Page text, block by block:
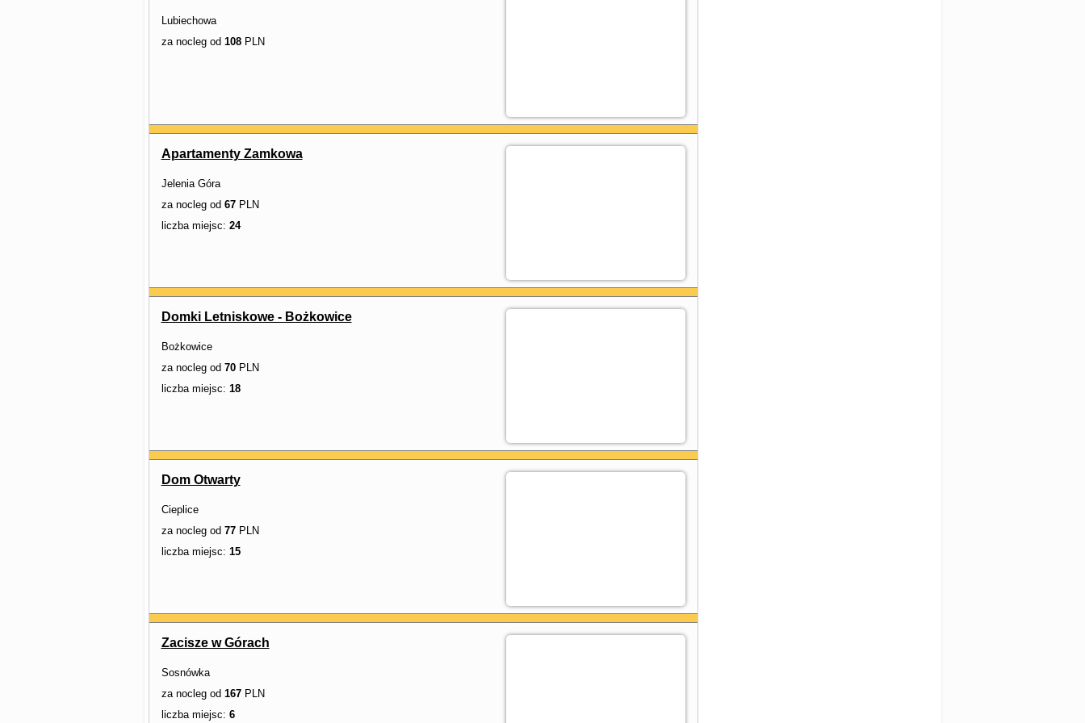
Lubiechowa
za nocleg od 108PLN
Apartamenty Zamkowa
Jelenia Góra
za nocleg od 67PLN
liczba miejsc: 24
Domki Letniskowe - Bożkowice
Bożkowice
za nocleg od 70PLN
liczba miejsc: 18
Dom Otwarty
Cieplice
za nocleg od 77PLN
liczba miejsc: 15
Zacisze w Górach
Sosnówka
za nocleg od 167PLN
liczba miejsc: 6